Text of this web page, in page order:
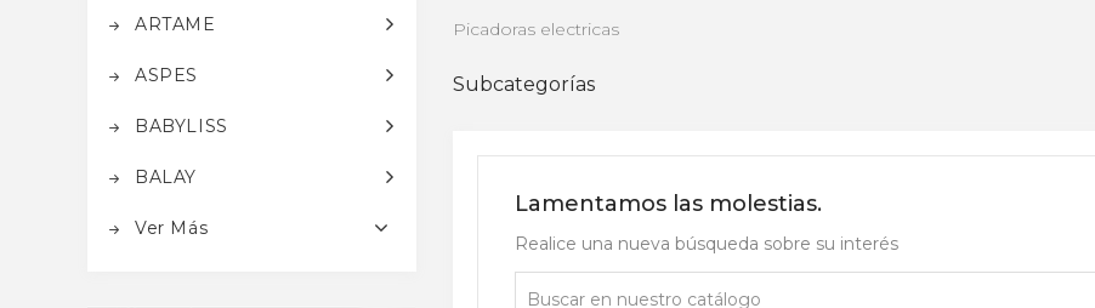
ARTAME
ASPES
BABYLISS
BALAY
Ver Más
Picadoras electricas
Subcategorías
Lamentamos las molestias.
Realice una nueva búsqueda sobre su interés